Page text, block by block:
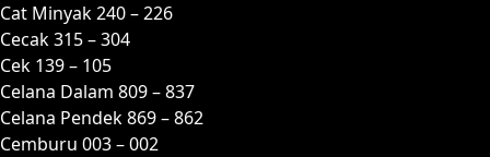
Cat Minyak 240 – 226
Cecak 315 – 304
Cek 139 – 105
Celana Dalam 809 – 837
Celana Pendek 869 – 862
Cemburu 003 – 002